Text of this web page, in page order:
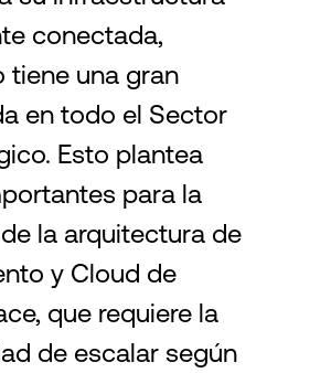
conectada,
tiene una gran
en todo el Sector
Esto plantea
para la
la arquitectura de
y Cloud de
que requiere la
de escalar según